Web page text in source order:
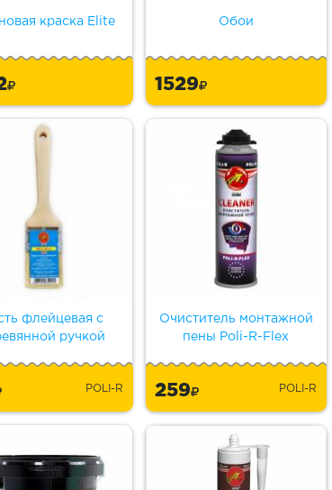
краска Elite Обои
1529
флейцевая с
ручкой
POLI-R
Очиститель монтажной
пены Poli-R-Flex
259 POLI-R